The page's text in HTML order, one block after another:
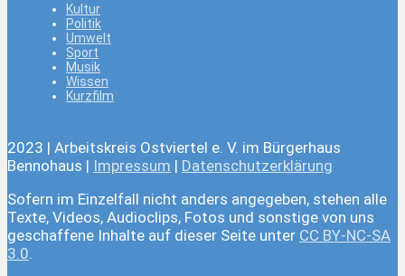
Kultur
Politik
Umwelt
Sport
Musik
Wissen
Kurzfilm
2023 | Arbeitskreis Ostviertel e. V. im Bürgerhaus
Bennohaus | Impressum | Datenschutzerklärung
Sofern im Einzelfall nicht anders angegeben, stehen alle
Texte, Videos, Audioclips, Fotos und sonstige von uns
geschaffene Inhalte auf dieser Seite unter CC BY-NC-SA
3.0.